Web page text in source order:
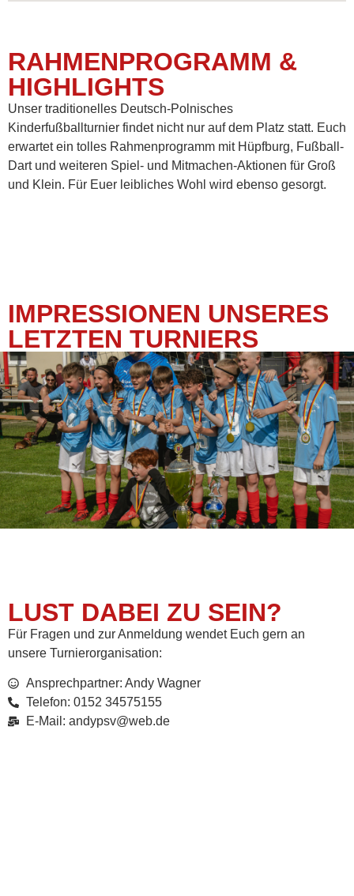
RAHMENPROGRAMM &
HIGHLIGHTS
Unser traditionelles Deutsch-Polnisches
Kinderfußballturnier findet nicht nur auf dem Platz statt. Euch
erwartet ein tolles Rahmenprogramm mit Hüpfburg, Fußball-
Dart und weiteren Spiel- und Mitmachen-Aktionen für Groß
und Klein. Für Euer leibliches Wohl wird ebenso gesorgt.
IMPRESSIONEN UNSERES
LETZTEN TURNIERS
LUST DABEI ZU SEIN?
Für Fragen und zur Anmeldung wendet Euch gern an
unsere Turnierorganisation:
Ansprechpartner: Andy Wagner
Telefon: 0152 34575155
E-Mail: andypsv@web.de